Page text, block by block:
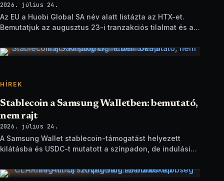
2026. július 24.
Az EU a Huobi Global SA név alatt listázta az HTX-et.
Bemutatjuk az augusztus 23-i tranzakciós tilalmat és a
HÍREK
Stablecoin a Samsung Walletben: bemutató,
nem rajt
2026. július 24.
A Samsung Wallet stablecoin-támogatást helyezett
kilátásba és USDC-t mutatott a színpadon, de indulási